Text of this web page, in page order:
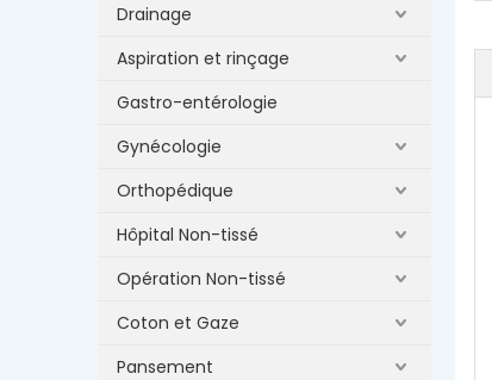
Drainage
Aspiration et rinçage
Gastro-entérologie
Gynécologie
Orthopédique
Hôpital Non-tissé
Opération Non-tissé
Coton et Gaze
Pansement